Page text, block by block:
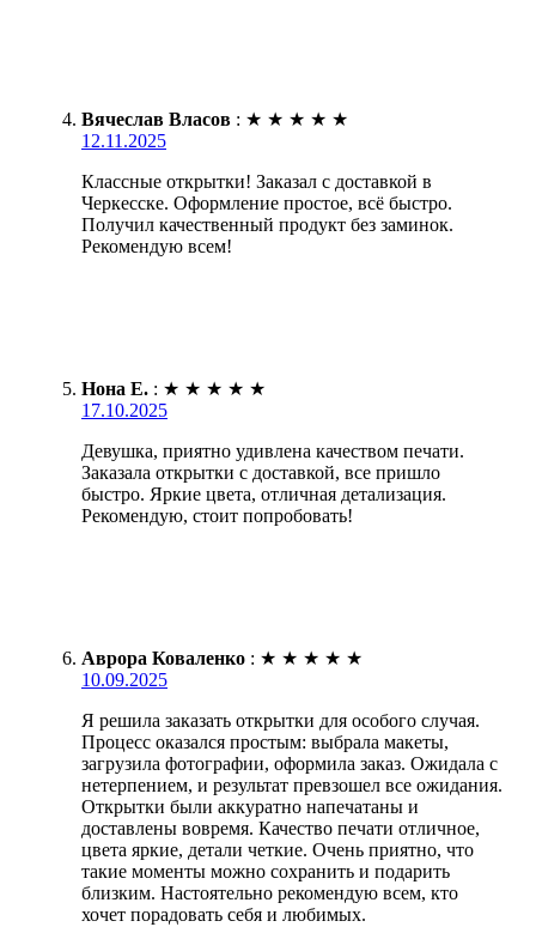
Вячеслав Власов : ★ ★ ★ ★ ★
12.11.2025
Классные открытки! Заказал с доставкой в
Черкесске. Оформление простое, всё быстро.
Получил качественный продукт без заминок.
Рекомендую всем!
Нона Е. : ★ ★ ★ ★ ★
17.10.2025
Девушка, приятно удивлена качеством печати.
Заказала открытки с доставкой, все пришло
быстро. Яркие цвета, отличная детализация.
Рекомендую, стоит попробовать!
Аврора Коваленко : ★ ★ ★ ★ ★
10.09.2025
Я решила заказать открытки для особого случая.
Процесс оказался простым: выбрала макеты,
загрузила фотографии, оформила заказ. Ожидала с
нетерпением, и результат превзошел все ожидания.
Открытки были аккуратно напечатаны и
доставлены вовремя. Качество печати отличное,
цвета яркие, детали четкие. Очень приятно, что
такие моменты можно сохранить и подарить
близким. Настоятельно рекомендую всем, кто
хочет порадовать себя и любимых.